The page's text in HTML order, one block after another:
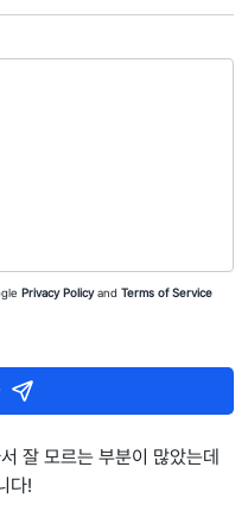
Privacy Policyand Terms of Service
잘 모르는 부분이 많았는데
다!